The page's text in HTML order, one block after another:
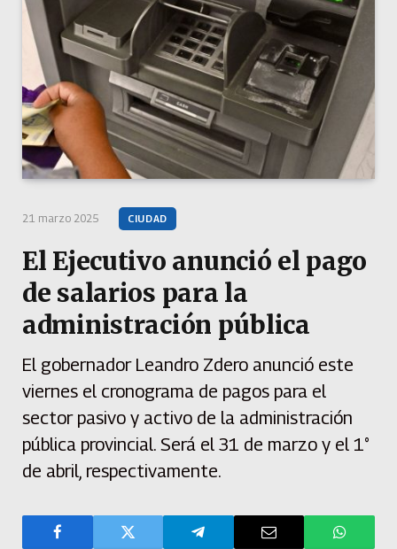
21 marzo 2025 CIUDAD
El Ejecutivo anunció el pago
de salarios para la
administración pública
El gobernador Leandro Zdero anunció este
viernes el cronograma de pagos para el
sector pasivo y activo de la administración
pública provincial. Será el 31 de marzo y el 1°
de abril, respectivamente.